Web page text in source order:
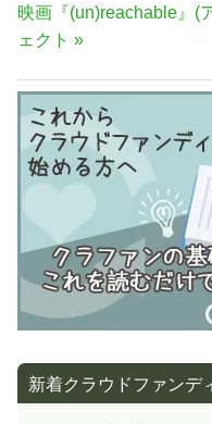
ビ
ゲ
ー
シ
ョ
ン
事:
次
の
事:
映画『(un)reachable』(
ェクト
新着クラウドファンデ